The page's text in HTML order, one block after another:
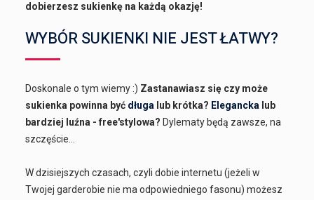
dobierzesz sukienkę na każdą okazję!
WYBÓR SUKIENKI NIE JEST ŁATWY?
Doskonale o tym wiemy :) Zastanawiasz się czy może
sukienka powinna być długa lub krótka? Elegancka lub
bardziej luźna - free'stylowa? Dylematy będą zawsze, na
szczęście...
W dzisiejszych czasach, czyli dobie internetu (jeżeli w
Twojej garderobie nie ma odpowiedniego fasonu) możesz